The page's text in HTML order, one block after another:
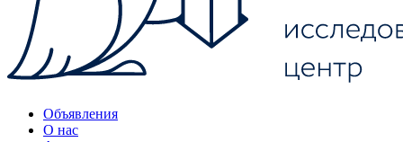
Объявления
О нас